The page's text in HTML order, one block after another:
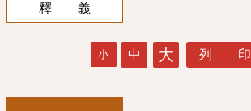
釋 義
小 中 大 列 印